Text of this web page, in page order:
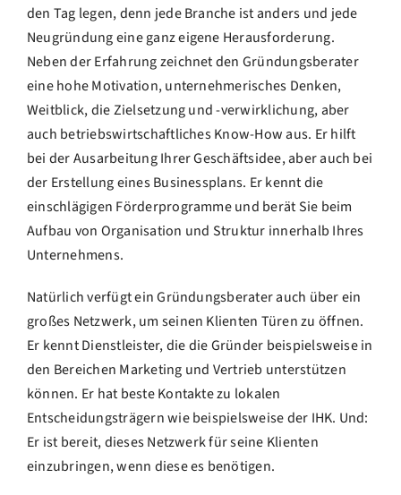
den Tag legen, denn jede Branche ist anders und jede
Neugründung eine ganz eigene Herausforderung.
Neben der Erfahrung zeichnet den Gründungsberater
eine hohe Motivation, unternehmerisches Denken,
Weitblick, die Zielsetzung und -verwirklichung, aber
auch betriebswirtschaftliches Know-How aus. Er hilft
bei der Ausarbeitung Ihrer Geschäftsidee, aber auch bei
der Erstellung eines Businessplans. Er kennt die
einschlägigen Förderprogramme und berät Sie beim
Aufbau von Organisation und Struktur innerhalb Ihres
Unternehmens.
Natürlich verfügt ein Gründungsberater auch über ein
großes Netzwerk, um seinen Klienten Türen zu öffnen.
Er kennt Dienstleister, die die Gründer beispielsweise in
den Bereichen Marketing und Vertrieb unterstützen
können. Er hat beste Kontakte zu lokalen
Entscheidungsträgern wie beispielsweise der IHK. Und:
Er ist bereit, dieses Netzwerk für seine Klienten
einzubringen, wenn diese es benötigen.